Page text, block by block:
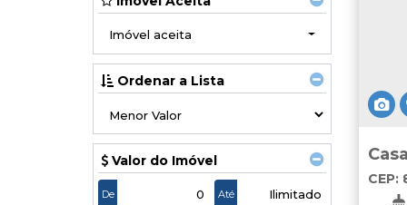
Valor do Imóvel
De Até
Imóvel aceita
Ordenar a Lista
CEP: